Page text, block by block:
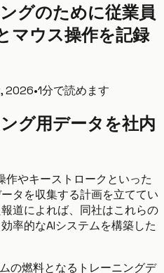
グのために従業員
マウス操作を記録
2026•1分で読めます
グ用データを社内
やキーストロークといった
タを収集する計画を立ててい
道によれば、同社はこれらの
率的なAIシステムを構築した
の燃料となるトレーニングデ